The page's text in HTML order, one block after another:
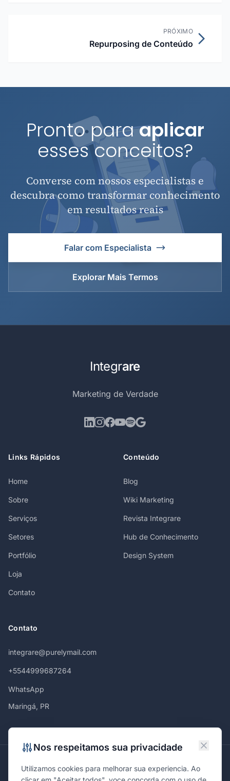
PRÓXIMO
Repurposing de Conteúdo
Pronto paraaplicar
esses conceitos?
Converse com nossos especialistas e
descubra como transformar conhecimento
em resultados reais
Falar com Especialista
Explorar Mais Termos
Integrare
Marketing de Verdade
Links Rápidos
Home
Sobre
Serviços
Setores
Portfólio
Loja
Contato
Conteúdo
Blog
Wiki Marketing
Revista Integrare
Hub de Conhecimento
Design System
Contato
integrare@purelymail.com
+5544999687264
WhatsApp
Maringá, PR
MaringáCuritibaSão PauloLondrinaCascavelPonta Grossa
Nos respeitamos sua privacidade
Utilizamos cookies para melhorar sua experiencia. Ao